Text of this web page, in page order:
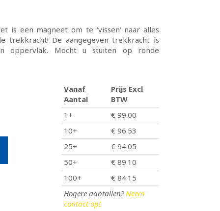
is een magneet om te 'vissen' naar alles
trekkracht! De aangegeven trekkracht is
oppervlak. Mocht u stuiten op ronde
Vanaf
Aantal
Prijs Excl
BTW
1+
€ 99.00
10+
€ 96.53
25+
€ 94.05
50+
€ 89.10
100+
€ 84.15
Hogere aantallen? Neem
contact op!